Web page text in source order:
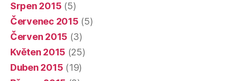
Srpen 2015 (5)
Červenec 2015 (5)
Červen 2015 (3)
Květen 2015 (25)
Duben 2015 (19)